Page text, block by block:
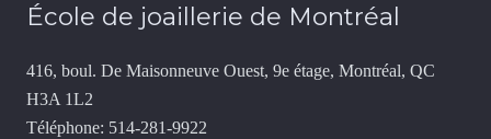
École de joaillerie de Montréal
416, boul. De Maisonneuve Ouest, 9e étage, Montréal, QC
H3A 1L2
Téléphone: 514-281-9922